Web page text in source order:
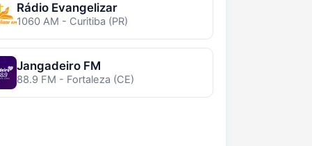
Rádio Evangelizar
1060 AM - Curitiba (PR)
Jangadeiro FM
88.9 FM - Fortaleza (CE)